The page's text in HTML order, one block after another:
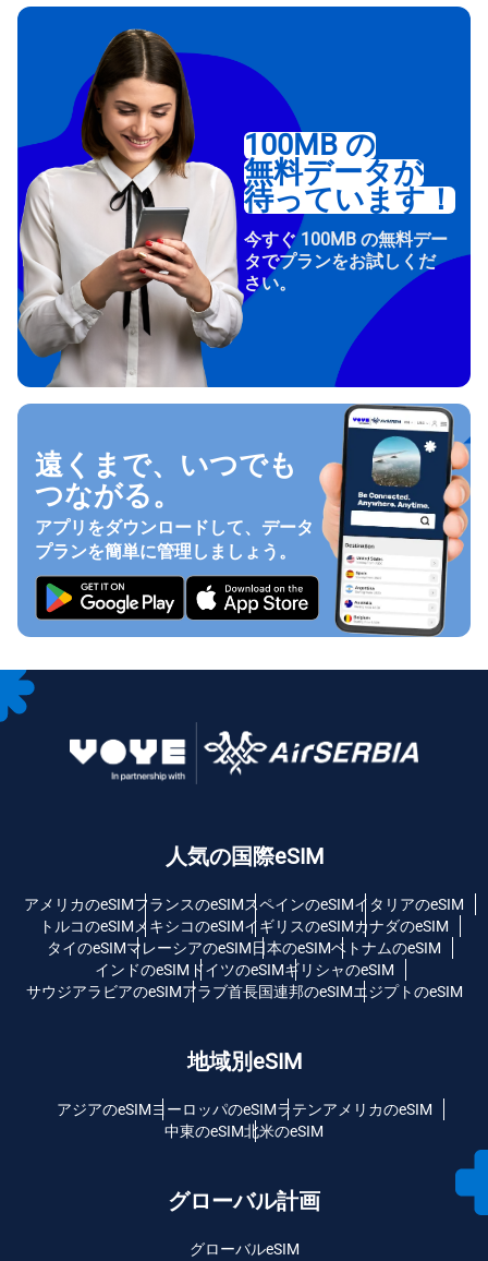
100MB の
無料データが
待っています！
今すぐ 100MB の無料デー
タでプランをお試しくだ
さい。
遠くまで、いつでも
つながる。
アプリをダウンロードして、データ
プランを簡単に管理しましょう。
人気の国際eSIM
アメリカのeSIMフランスのeSIMスペインのeSIMイタリアのeSIM
トルコのeSIM メキシコのeSIMイギリスのeSIMカナダのeSIM
タイのeSIMマレーシアのeSIM日本のeSIMベトナムのeSIM
インドのeSIM ドイツのeSIMギリシャのeSIM
サウジアラビアのeSIMアラブ首長国連邦のeSIMエジプトのeSIM
地域別eSIM
アジアのeSIMヨーロッパのeSIMラテンアメリカのeSIM
中東のeSIM北米のeSIM
グローバル計画
グローバルeSIM